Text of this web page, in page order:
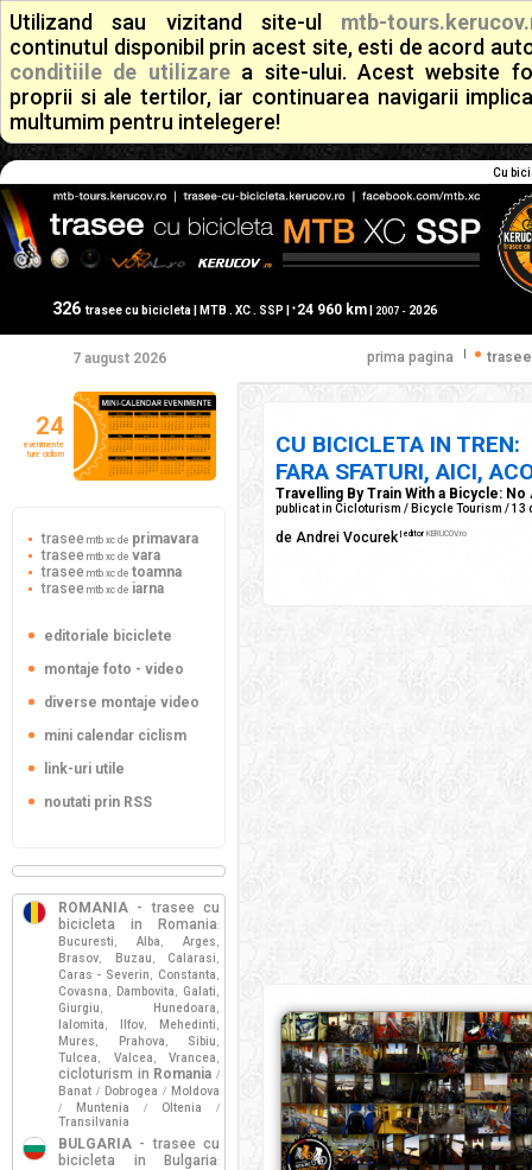
Utilizand sau vizitand site-ul mtb-
continutul disponibil prin acest site, esti de acord
conditiile de utilizarea site-ului. Acest website
proprii si ale tertilor, iar continuarea navigarii
multumim pentru intelegere!
Cu
326 trasee cu bicicleta | MTB . XC . SSP | + 24 960 km| 2007 - 2026
7 august 2026 prima pagina
CU BICICLETA IN TREN:
FARA SFATURI, AICI,
Travelling By Train With a Bicycle:
publicat in Cicloturism / Bicycle Tourism / 13
de Andrei Vocurek | editor KERUCOV.ro
24
evenimente
ture ciclism
trasee mtb xc de primavara
trasee mtb xc de vara
trasee mtb xc de toamna
trasee mtb xc de iarna
editoriale biciclete
montaje foto - video
diverse montaje video
mini calendar ciclism
link-uri utile
noutati prin RSS
ROMANIA - trasee cu
bicicleta in Romania:
Bucuresti , Alba , Arges ,
Brasov, Buzau , Calarasi ,
Caras - Severin , Constanta ,
Covasna , Dambovita , Galati ,
Giurgiu , Hunedoara ,
Ialomita , Ilfov, Mehedinti ,
Mures , Prahova , Sibiu ,
Tulcea , Valcea , Vrancea ,
cicloturism in Romania /
Banat / Dobrogea / Moldova
/ Muntenia / Oltenia /
Transilvania
BULGARIA - trasee cu
bicicleta in Bulgaria: